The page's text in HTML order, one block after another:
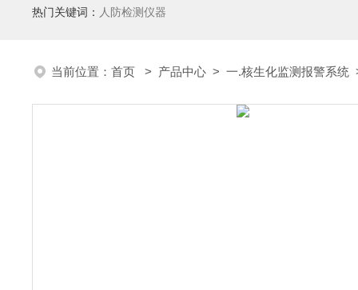
热门关键词： 人防检测仪器
当前位置： 首页 > 产品中心 > 一.核生化监测报警系统